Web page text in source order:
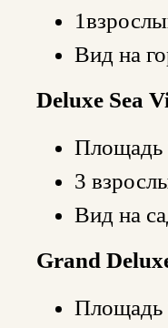
Вид на
Deluxe Sea
3
Вид на
Grand